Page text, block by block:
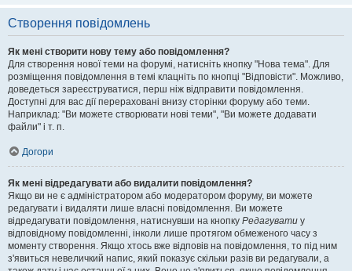
Створення повідомлень
Як мені створити нову тему або повідомлення?
Для створення нової теми на форумі, натисніть кнопку "Нова тема". Для
розміщення повідомлення в темі клацніть по кнопці "Відповісти". Можливо,
доведеться зареєструватися, перш ніж відправити повідомлення.
Доступні для вас дії перераховані внизу сторінки форуму або теми.
Наприклад: "Ви можете створювати нові теми", "Ви можете додавати
файли" і т. п.
Догори
Як мені відредагувати або видалити повідомлення?
Якщо ви не є адміністратором або модератором форуму, ви можете
редагувати і видаляти лише власні повідомлення. Ви можете
відредагувати повідомлення, натиснувши на кнопку Редагувати у
відповідному повідомленні, інколи лише протягом обмеженого часу з
моменту створення. Якщо хтось вже відповів на повідомлення, то під ним
з'явиться невеличкий напис, який показує скільки разів ви редагували, а